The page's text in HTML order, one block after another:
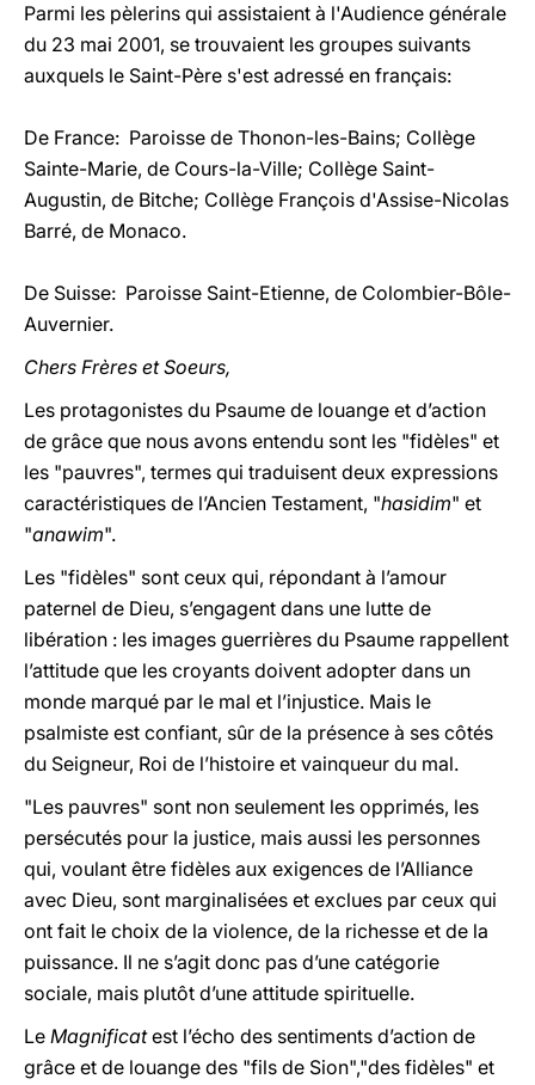
Parmi les pèlerins qui assistaient à l'Audience générale
du 23 mai 2001, se trouvaient les groupes suivants
auxquels le Saint-Père s'est adressé en français:
De France: Paroisse de Thonon-les-Bains; Collège
Sainte-Marie, de Cours-la-Ville; Collège Saint-
Augustin, de Bitche; Collège François d'Assise-Nicolas
Barré, de Monaco.
De Suisse: Paroisse Saint-Etienne, de Colombier-Bôle-
Auvernier.
Chers Frères et Soeurs,
Les protagonistes du Psaume de louange et d’action
de grâce que nous avons entendu sont les "fidèles" et
les "pauvres", termes qui traduisent deux expressions
caractéristiques de l’Ancien Testament, "hasidim" et
"anawim".
Les "fidèles" sont ceux qui, répondant à l’amour
paternel de Dieu, s’engagent dans une lutte de
libération : les images guerrières du Psaume rappellent
l’attitude que les croyants doivent adopter dans un
monde marqué par le mal et l’injustice. Mais le
psalmiste est confiant, sûr de la présence à ses côtés
du Seigneur, Roi de l’histoire et vainqueur du mal.
"Les pauvres" sont non seulement les opprimés, les
persécutés pour la justice, mais aussi les personnes
qui, voulant être fidèles aux exigences de l’Alliance
avec Dieu, sont marginalisées et exclues par ceux qui
ont fait le choix de la violence, de la richesse et de la
puissance. Il ne s’agit donc pas d’une catégorie
sociale, mais plutôt d’une attitude spirituelle.
Le Magnificatest l’écho des sentiments d’action de
grâce et de louange des "fils de Sion","des fidèles" et